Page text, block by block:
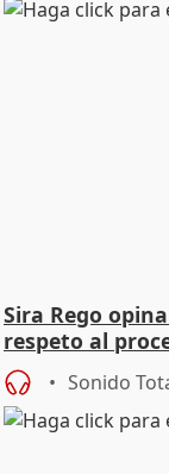
Sira Rego
respeto al
Sonido